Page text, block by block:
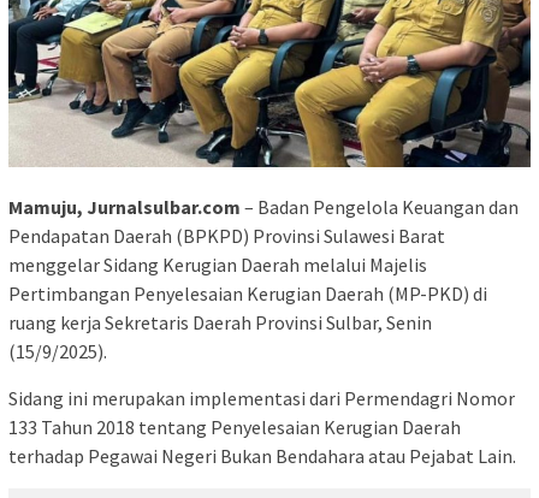
Mamuju, Jurnalsulbar.com – Badan Pengelola Keuangan dan
Pendapatan Daerah (BPKPD) Provinsi Sulawesi Barat
menggelar Sidang Kerugian Daerah melalui Majelis
Pertimbangan Penyelesaian Kerugian Daerah (MP-PKD) di
ruang kerja Sekretaris Daerah Provinsi Sulbar, Senin
(15/9/2025).
Sidang ini merupakan implementasi dari Permendagri Nomor
133 Tahun 2018 tentang Penyelesaian Kerugian Daerah
terhadap Pegawai Negeri Bukan Bendahara atau Pejabat Lain.